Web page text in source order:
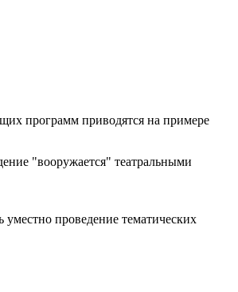
программ приводятся на примере
"вооружается" театральными
проведение тематических